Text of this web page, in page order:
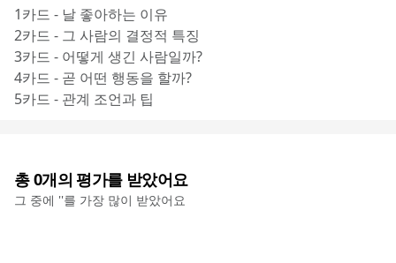
1카드 - 날 좋아하는 이유
2카드 - 그 사람의 결정적 특징
3카드 - 어떻게 생긴 사람일까?
4카드 - 곧 어떤 행동을 할까?
5카드 - 관계 조언과 팁
총0개의 평가를 받았어요
그 중에 ''를 가장 많이 받았어요